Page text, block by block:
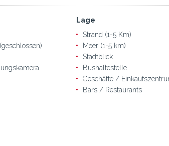
Lage
Strand (1-5 Km)
Meer (1-5 km)
Stadtblick
Bushaltestelle
Geschäfte /
Bars / Restaurants